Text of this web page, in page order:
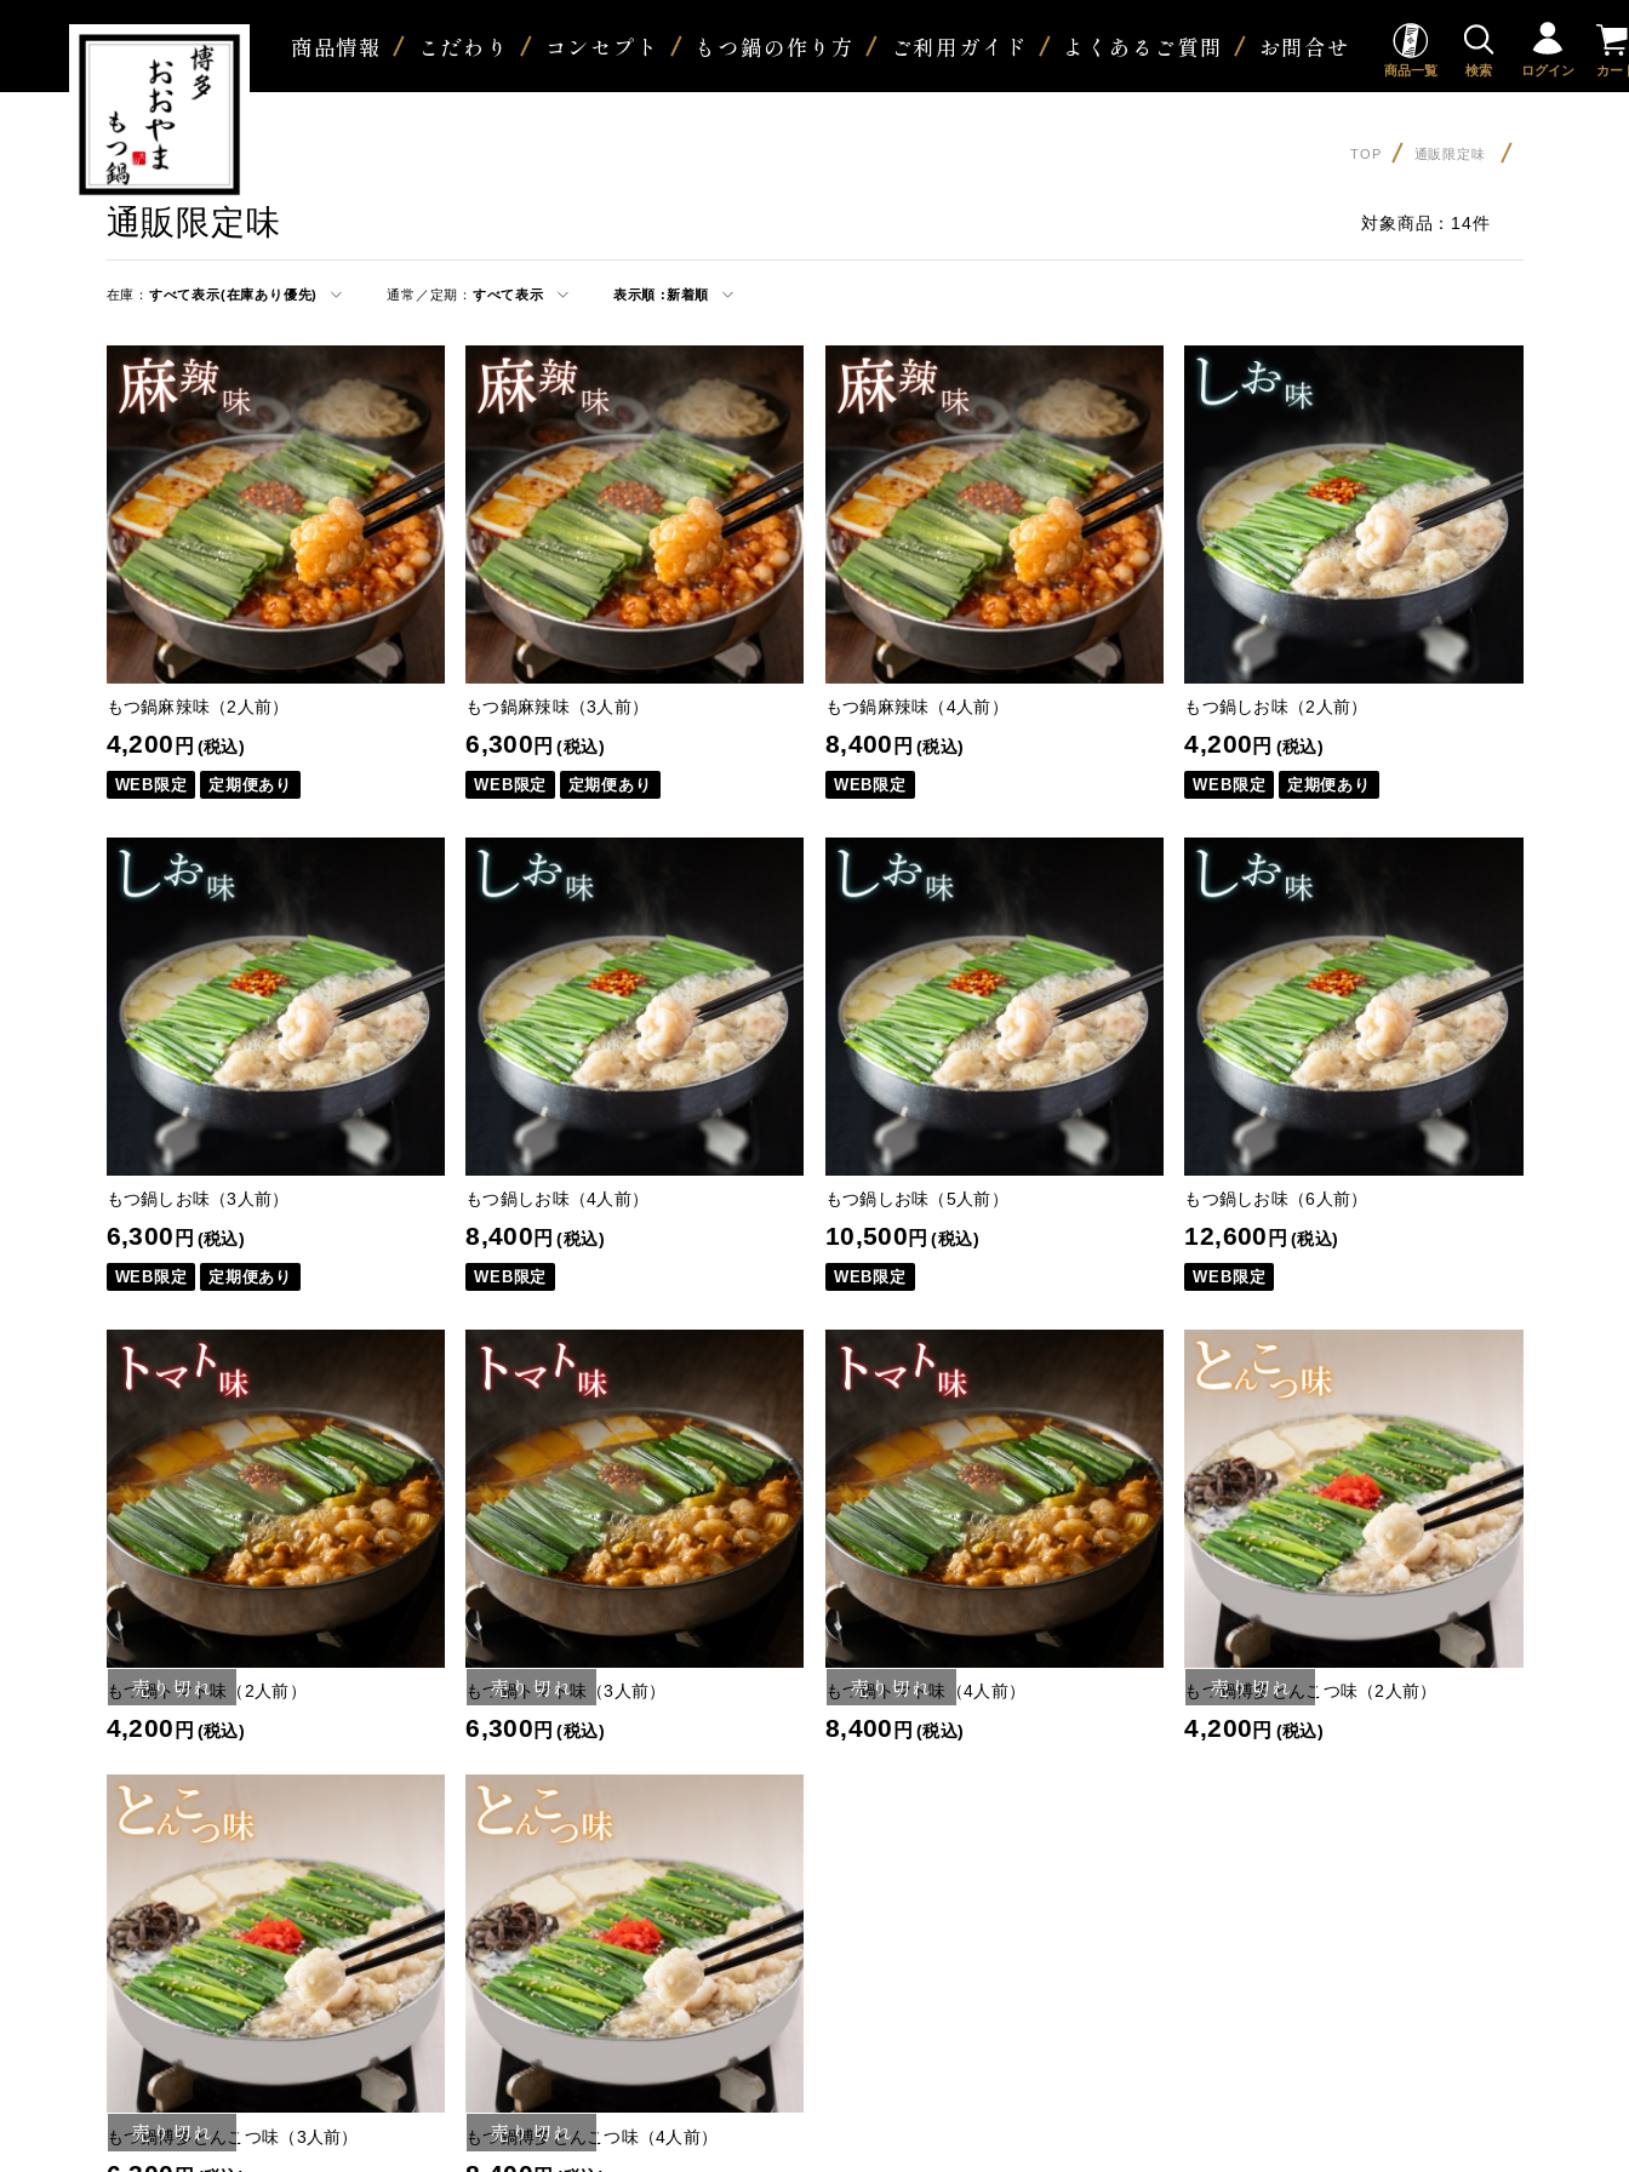
商品情報 こだわり コンセプト もつ鍋の作り方 ご利用ガイド よくあるご質問 お問合せ
商品一覧 検索 ログイン カー
TOP 通販限定味
通販限定味 対象商品： 14件
在庫： すべて表示(在庫あり優先) 通常／定期： すべて表示 表示順 :新着順
もつ鍋麻辣味（2人前）
4,200 円 (税込)
WEB限定 定期便あり
もつ鍋麻辣味（3人前）
6,300 円 (税込)
WEB限定 定期便あり
もつ鍋麻辣味（4人前）
8,400 円 (税込)
WEB限定
もつ鍋しお味（2人前）
4,200 円 (税込)
WEB限定 定期便あり
もつ鍋しお味（3人前）
6,300 円 (税込)
WEB限定 定期便あり
もつ鍋しお味（4人前）
8,400 円 (税込)
WEB限定
もつ鍋しお味（5人前）
10,500 円 (税込)
WEB限定
もつ鍋しお味（6人前）
12,600 円 (税込)
WEB限定
売り切れ
もつ鍋トマト味（2人前）
4,200 円 (税込)
売り切れ
もつ鍋トマト味（3人前）
6,300 円 (税込)
売り切れ
もつ鍋トマト味（4人前）
8,400 円 (税込)
売り切れ
もつ鍋博多とんこつ味（2人前）
4,200 円 (税込)
売り切れ
もつ鍋博多とんこつ味（3人前） 売り切れ
もつ鍋博多とんこつ味（4人前）